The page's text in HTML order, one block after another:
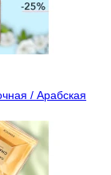
/ Арабская